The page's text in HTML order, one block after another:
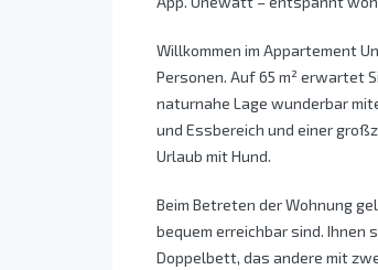
Willkommen im Appartement
Personen. Auf 65 m² erwartet
naturnahe Lage wunderbar
und Essbereich und einer
Urlaub mit Hund.
Beim Betreten der Wohnung
bequem erreichbar sind. Ihnen
Doppelbett, das andere mit